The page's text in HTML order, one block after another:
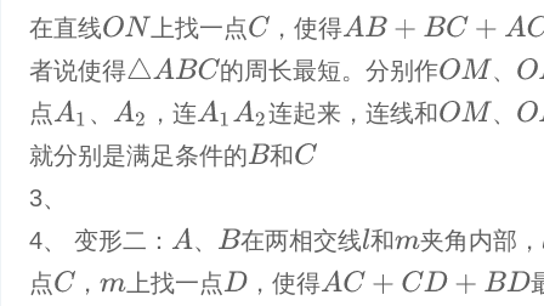
在直线ON 上找一点C ，使得 AB +BC+A C
者说使得 △A BC 的周长最短。分别作OM 、 ON
点 A1 、 A2 ，连 A1 A 连起来，连线和OM 、 ON
就分别是满足条件的 B 和C
3、
4、 变形二：
A 、 B 在两相交线l 和m 夹角内部，
点C ，m 上找一点 D ，使得 AC +CD+B D